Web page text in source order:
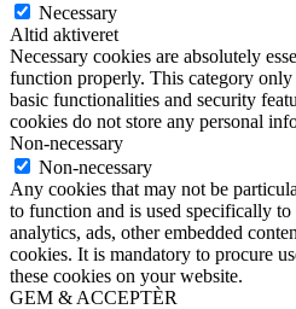
Necessary
Altid aktiveret
Necessary cookies are absolutely
function properly. This category only
basic functionalities and security
cookies do not store any personal
Non-necessary
Non-necessary
Any cookies that may not be
to function and is used specifically to
analytics, ads, other embedded
cookies. It is mandatory to procure
these cookies on your website.
GEM & ACCEPTÈR